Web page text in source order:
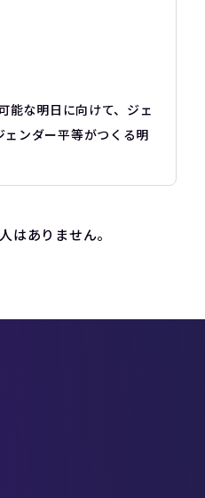
能な明日に向けて、ジェ
ンダー平等がつくる明
はありません。